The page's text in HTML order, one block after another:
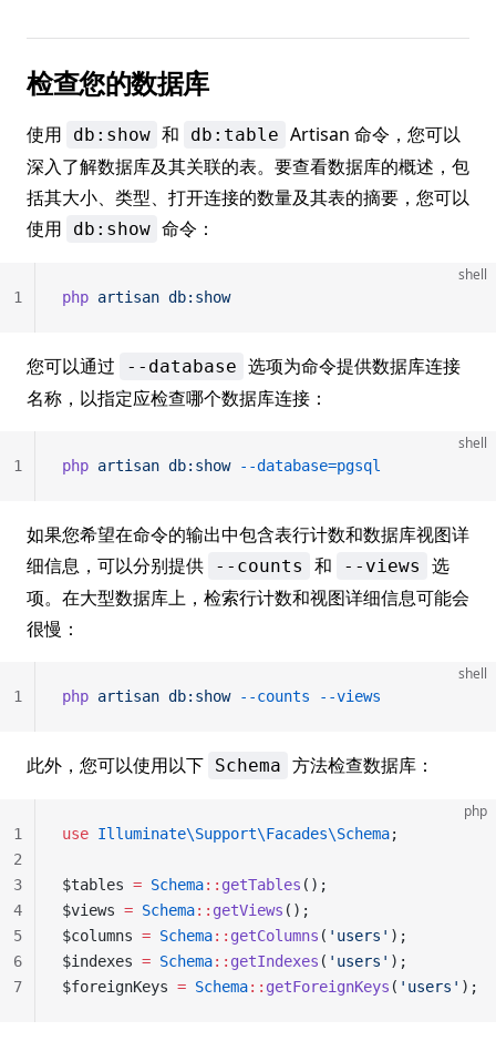
检查您的数据库
使用 db:show 和 db:table Artisan 命令，您可以
深入了解数据库及其关联的表。要查看数据库的概述，包
括其大小、类型、打开连接的数量及其表的摘要，您可以
使用
db:show 命令：
shell
php artisan db:show
1
您可以通过 --database 选项为命令提供数据库连接
名称，以指定应检查哪个数据库连接：
shell
php artisan db:show --database=pgsql
1
如果您希望在命令的输出中包含表行计数和数据库视图详
细信息，可以分别提供
--counts 和 --views
选
项。在大型数据库上，检索行计数和视图详细信息可能会
很慢：
shell
php artisan db:show --counts --views
1
此外，您可以使用以下 Schema 方法检查数据库：
php
use Illuminate\Support\Facades\Schema;
$tables = Schema:: getTables ();
$views = Schema:: getViews ();
$columns = Schema:: getColumns ( 'users' );
$indexes = Schema:: getIndexes ( 'users' );
$foreignKeys = Schema:: getForeignKeys ( 'users' );
1
2
3
4
5
6
7